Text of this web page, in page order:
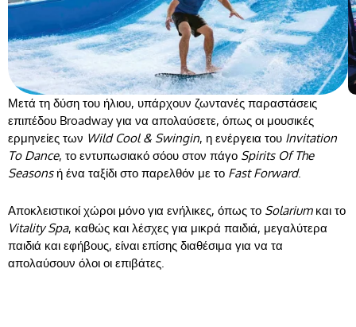
Μετά τη δύση του ήλιου, υπάρχουν ζωντανές παραστάσεις
επιπέδου Broadway για να απολαύσετε, όπως οι μουσικές
ερμηνείες των Wild Cool & Swingin, η ενέργεια του Invitation
To Dance, το εντυπωσιακό σόου στον πάγο Spirits Of The
Seasonsή ένα ταξίδι στο παρελθόν με το Fast Forward.
Αποκλειστικοί χώροι μόνο για ενήλικες, όπως το Solariumκαι το
Vitality Spa, καθώς και λέσχες για μικρά παιδιά, μεγαλύτερα
παιδιά και εφήβους, είναι επίσης διαθέσιμα για να τα
απολαύσουν όλοι οι επιβάτες.